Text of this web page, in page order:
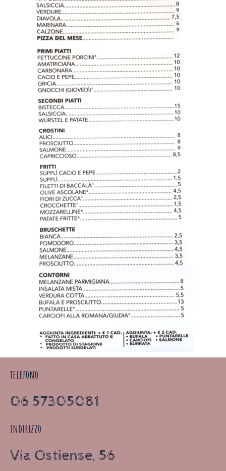
telefono
06 57305081
indirizzo
Via Ostiense, 56